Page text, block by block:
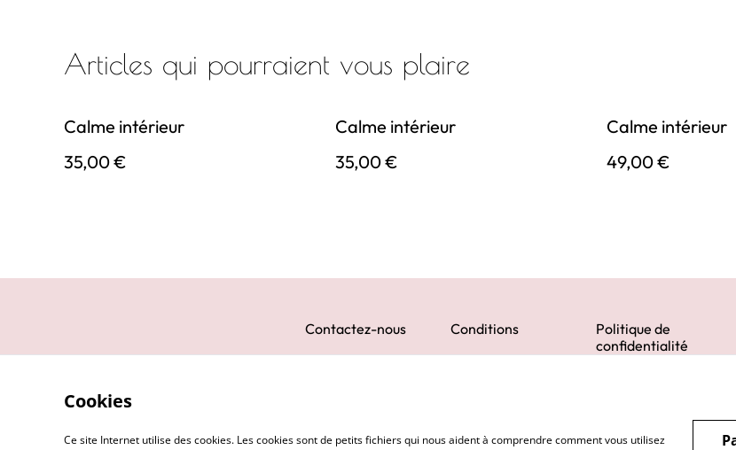
Articles qui pourraient vous plaire
Calme intérieur
35,00 €
Calme intérieur
35,00 €
Calme intérieur
49,00 €
Contactez-nous Conditions
Politique de
confidentialité
Cookies
Ce site Internet utilise des cookies. Les cookies sont de petits fichiers qui nous aident à comprendre comment vous utilisez